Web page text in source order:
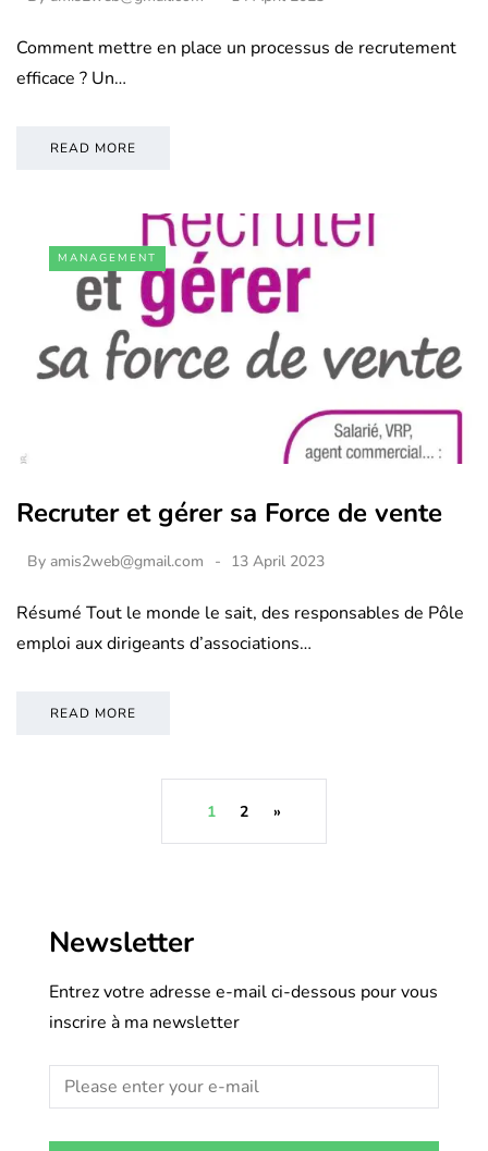
Comment mettre en place un processus de recrutement
efficace ? Un…
READ MORE
MANAGEMENT
Recruter et gérer sa Force de vente
By amis2web@gmail.com 13 April 2023
Résumé Tout le monde le sait, des responsables de Pôle
emploi aux dirigeants d’associations…
READ MORE
1 2 »
Newsletter
Entrez votre adresse e-mail ci-dessous pour vous
inscrire à ma newsletter